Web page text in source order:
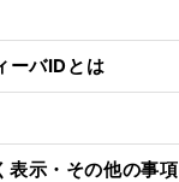
。
ーバIDとは
表示・その他の事項